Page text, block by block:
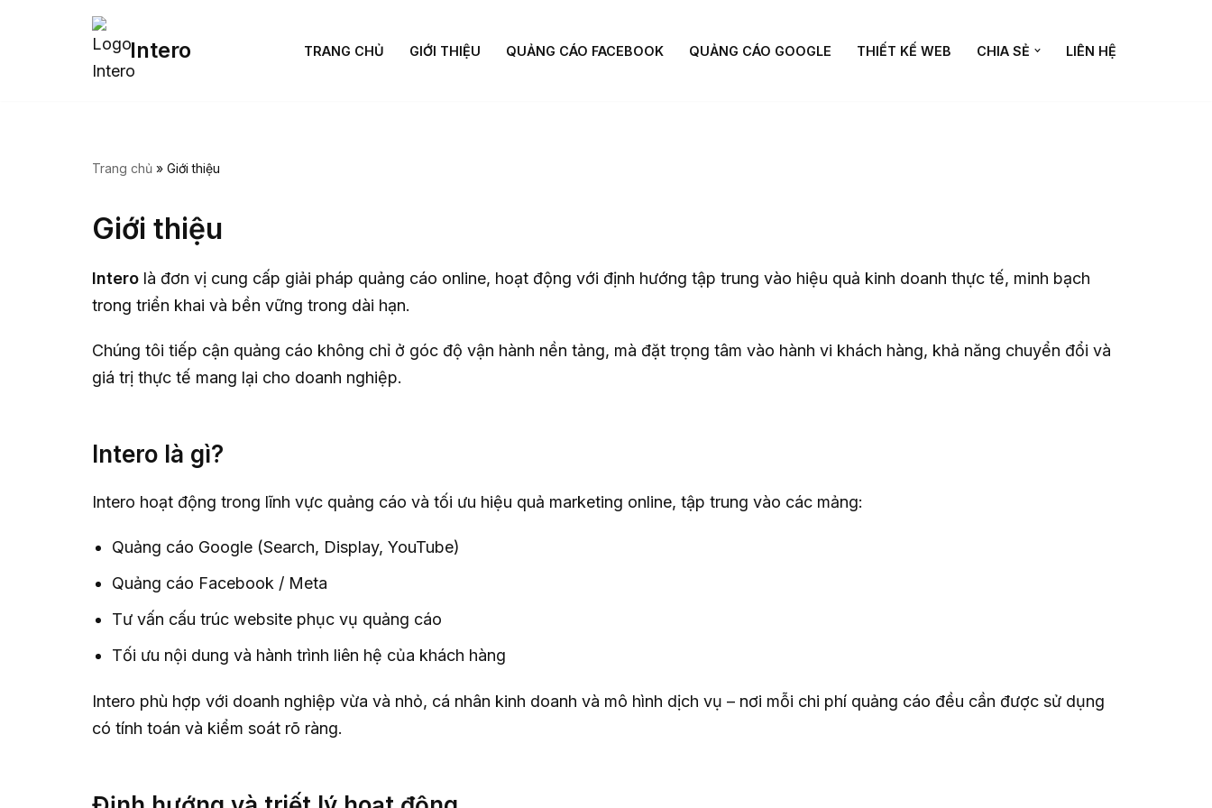
Intero TRANG CHỦ GIỚI THIỆU QUẢNG CÁO FACEBOOK QUẢNG CÁO GOOGLE THIẾT KẾ WEB CHIA SẺ LIÊN HỆ
Trang chủ » Giới thiệu
Giới thiệu
Intero là đơn vị cung cấp giải pháp quảng cáo online, hoạt động với định hướng tập trung vào hiệu quả kinh doanh thực tế, minh bạch
trong triển khai và bền vững trong dài hạn.
Chúng tôi tiếp cận quảng cáo không chỉ ở góc độ vận hành nền tảng, mà đặt trọng tâm vào hành vi khách hàng, khả năng chuyển đổi và
giá trị thực tế mang lại cho doanh nghiệp.
Intero là gì?
Intero hoạt động trong lĩnh vực quảng cáo và tối ưu hiệu quả marketing online, tập trung vào các mảng:
Quảng cáo Google (Search, Display, YouTube)
Quảng cáo Facebook / Meta
Tư vấn cấu trúc website phục vụ quảng cáo
Tối ưu nội dung và hành trình liên hệ của khách hàng
Intero phù hợp với doanh nghiệp vừa và nhỏ, cá nhân kinh doanh và mô hình dịch vụ – nơi mỗi chi phí quảng cáo đều cần được sử dụng
có tính toán và kiểm soát rõ ràng.